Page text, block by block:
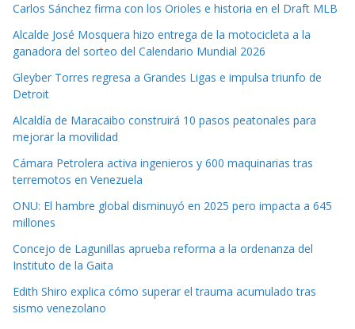
Carlos Sánchez firma con los Orioles e historia en el Draft MLB
Alcalde José Mosquera hizo entrega de la motocicleta a la
ganadora del sorteo del Calendario Mundial 2026
Gleyber Torres regresa a Grandes Ligas e impulsa triunfo de
Detroit
Alcaldía de Maracaibo construirá 10 pasos peatonales para
mejorar la movilidad
Cámara Petrolera activa ingenieros y 600 maquinarias tras
terremotos en Venezuela
ONU: El hambre global disminuyó en 2025 pero impacta a 645
millones
Concejo de Lagunillas aprueba reforma a la ordenanza del
Instituto de la Gaita
Edith Shiro explica cómo superar el trauma acumulado tras
sismo venezolano